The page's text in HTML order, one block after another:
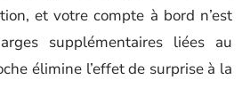
et votre compte à bord n’est
supplémentaires liées au
élimine l’effet de surprise à la